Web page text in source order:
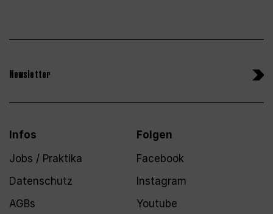
Newsletter
Infos
Jobs / Praktika
Datenschutz
AGBs
Folgen
Facebook
Instagram
Youtube